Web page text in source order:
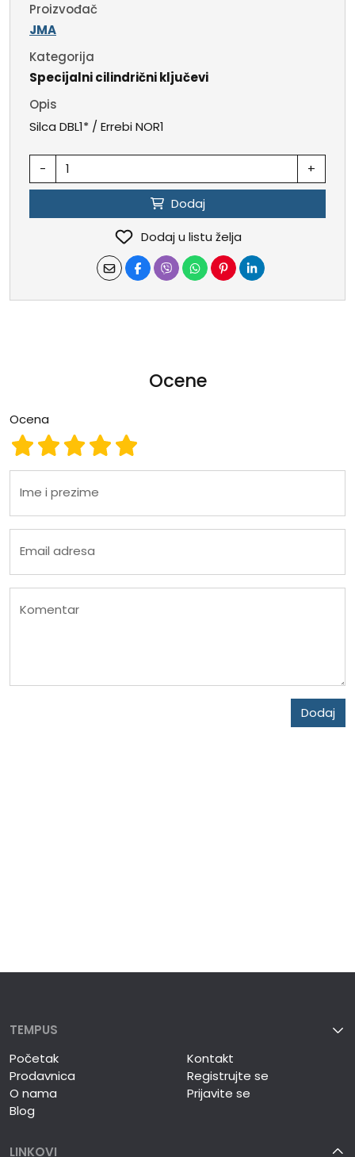
Proizvođač
JMA
Kategorija
Specijalni cilindrični ključevi
Opis
Silca DBL1* / Errebi NOR1
- +
Dodaj
Dodaj u listu želja
Ocene
Ocena
Ocena 5
Ocena 4
Ocena 3
Ocena 2
Ocena 1
Ime i prezime
Email adresa
Komentar
Dodaj
TEMPUS
Početak
Prodavnica
O nama
Blog
Kontakt
Registrujte se
Prijavite se
LINKOVI